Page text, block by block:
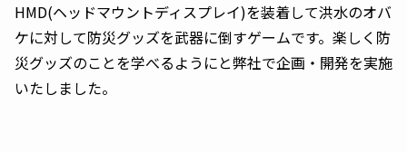
HMD(ヘッドマウントディスプレイ)を装着して洪水のオバ
ケに対して防災グッズを武器に倒すゲームです。楽しく防
災グッズのことを学べるようにと弊社で企画・開発を実施
いたしました。